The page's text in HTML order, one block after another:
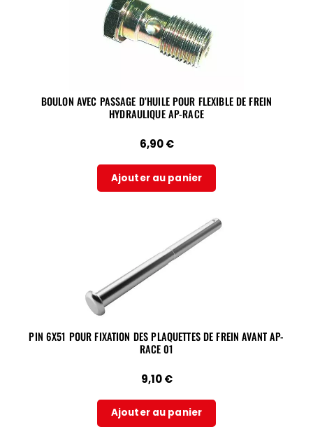
BOULON AVEC PASSAGE D’HUILE POUR FLEXIBLE DE FREIN
HYDRAULIQUE AP-RACE
6,90€
Ajouter au panier
PIN 6X51 POUR FIXATION DES PLAQUETTES DE FREIN AVANT AP-
RACE 01
9,10€
Ajouter au panier